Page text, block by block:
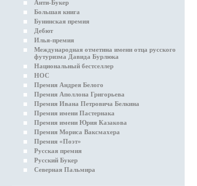
Анти-Букер
Большая книга
Бунинская премия
Дебют
Илья-премия
Международная отметина имени отца русского
футуризма Давида Бурлюка
Национальный бестселлер
НОС
Премия Андрея Белого
Премия Аполлона Григорьева
Премия Ивана Петровича Белкина
Премия имени Пастернака
Премия имени Юрия Казакова
Премия Мориса Ваксмахера
Премия «Поэт»
Русская премия
Русский Букер
Северная Пальмира